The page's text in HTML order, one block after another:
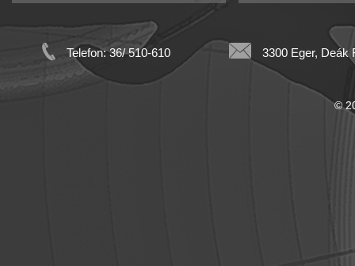
Telefon: 36/ 510-610 3300 Eger, Deák
©